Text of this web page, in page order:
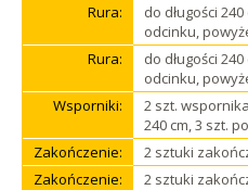
Rura:
do długości
odcinku,
Rura:
do długości
odcinku,
Wsporniki:
2 szt.
240 cm, 3 szt.
Zakończenie:
2 sztuki
Zakończenie:
2 sztuki